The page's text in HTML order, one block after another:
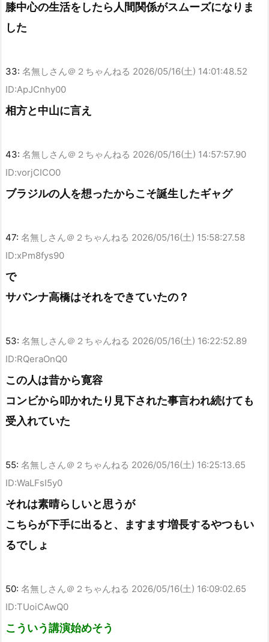
膝中心の生活をしたら人間関係がスムーズになりま
した
33: 名無しさん＠２ちゃんねる 2026/05/16(土) 14:01:48.52
ID:ApJCnhy00
相方と中山に言え
43: 名無しさん＠２ちゃんねる 2026/05/16(土) 14:57:57.90
ID:vorjCICO0
ブラジルの人を想ったからこそ誕生したギャグ
47: 名無しさん＠２ちゃんねる 2026/05/16(土) 15:58:27.58
ID:xPm8fys90
で
サバンナ高橋はそれをできていたの？
53: 名無しさん＠２ちゃんねる 2026/05/16(土) 16:22:52.89
ID:RQeraOnQ0
この人は昔から寛容
コンビから叩かれたり見下された事言われ続けても
受入れていた
55: 名無しさん＠２ちゃんねる 2026/05/16(土) 16:25:13.65
ID:WaLFsI5y0
それは素晴らしいと思うが
こちらが下手に出ると、ますます増長するやつもい
るでしょ
50: 名無しさん＠２ちゃんねる 2026/05/16(土) 16:09:02.65
ID:TUoiCAwQ0
こういう講演始めそう